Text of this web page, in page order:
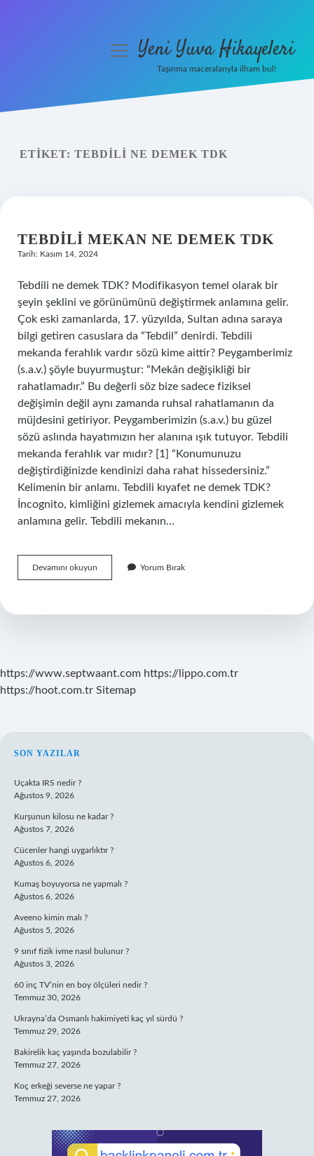
Yasal Uyarı
menüyüYeni Yuva Hikayeleri
Taşınma maceralarıyla ilham bul!
ETIKET: TEBDILI NE DEMEK TDK
TEBDILI MEKAN NE DEMEK TDK
Tarih: Kasım 14, 2024
Tebdili ne demek TDK? Modifikasyon temel olarak bir
şeyin şeklini ve görünümünü değiştirmek anlamına gelir.
Çok eski zamanlarda, 17. yüzyılda, Sultan adına saraya
bilgi getiren casuslara da “Tebdil” denirdi. Tebdili
mekanda ferahlık vardır sözü kime aittir? Peygamberimiz
(s.a.v.) şöyle buyurmuştur: “Mekân değişikliği bir
rahatlamadır.” Bu değerli söz bize sadece fiziksel
değişimin değil aynı zamanda ruhsal rahatlamanın da
müjdesini getiriyor. Peygamberimizin (s.a.v.) bu güzel
sözü aslında hayatımızın her alanına ışık tutuyor. Tebdili
mekanda ferahlık var mıdır? [1] “Konumunuzu
değiştirdiğinizde kendinizi daha rahat hissedersiniz.”
Kelimenin bir anlamı. Tebdili kıyafet ne demek TDK?
İncognito, kimliğini gizlemek amacıyla kendini gizlemek
anlamına gelir. Tebdili mekanın…
Devamını okuyun
Mekan
Tdk
Yorum Bırak
https://www.septwaant.com https://lippo.com.tr
https://hoot.com.tr Sitemap
SIDEBAR
SON YAZILAR
Uçakta IRS nedir ?
Ağustos 9, 2026
Kurşunun kilosu ne kadar ?
Ağustos 7, 2026
Cücenler hangi uygarlıktır ?
Ağustos 6, 2026
Kumaş boyuyorsa ne yapmalı ?
Ağustos 6, 2026
Aveeno kimin malı ?
Ağustos 5, 2026
9 sınıf fizik ivme nasıl bulunur ?
Ağustos 3, 2026
60 inç TV’nin en boy ölçüleri nedir ?
Temmuz 30, 2026
Ukrayna’da Osmanlı hakimiyeti kaç yıl sürdü ?
Temmuz 29, 2026
Bakirelik kaç yaşında bozulabilir ?
Temmuz 27, 2026
Koç erkeği severse ne yapar ?
Temmuz 27, 2026